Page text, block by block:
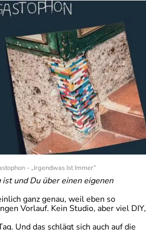
– „Irgendwas Ist Immer“
und Du über einen eigenen
ganz genau, weil eben so
Vorlauf. Kein Studio, aber viel DIY,
Und das schlägt sich auch auf die